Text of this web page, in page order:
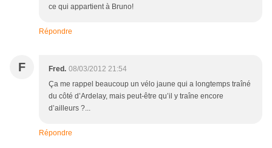
ce qui appartient à Bruno!
Répondre
F Fred. 08/03/2012 21:54
Ça me rappel beaucoup un vélo jaune qui a longtemps traîné
du côté d’Ardelay, mais peut-être qu’il y traîne encore
d’ailleurs ?...
Répondre